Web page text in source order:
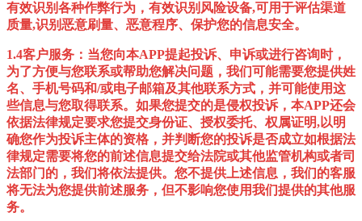
有效识别各种作弊行为，有效识别风险设备,可用于评估渠道
质量,识别恶意刷量、恶意程序、保护您的信息安全。
1.4客户服务：当您向本APP提起投诉、申诉或进行咨询时，
为了方便与您联系或帮助您解决问题，我们可能需要您提供姓
名、手机号码和/或电子邮箱及其他联系方式，并可能使用这
些信息与您取得联系。如果您提交的是侵权投诉，本APP还会
依据法律规定要求您提交身份证、授权委托、权属证明,以明
确您作为投诉主体的资格，并判断您的投诉是否成立如根据法
律规定需要将您的前述信息提交给法院或其他监管机构或者司
法部门的，我们将依法提供。您不提供上述信息，我们的客服
将无法为您提供前述服务，但不影响您使用我们提供的其他服
务。